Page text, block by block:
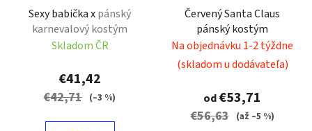
Sexy babička xpánský
karnevalový kostým
Skladom ČR
€41,42
€42,71 (–3 %)
Červený Santa Claus
pánský kostým
Na objednávku 1-2 týždne
(skladom u dodávateľa)
od€53,71
€56,63 (až –5 %)